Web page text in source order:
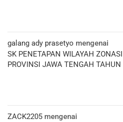
galang ady prasetyo mengenai
SK PENETAPAN WILAYAH
PROVINSI JAWA TENGAH
ZACK2205 mengenai